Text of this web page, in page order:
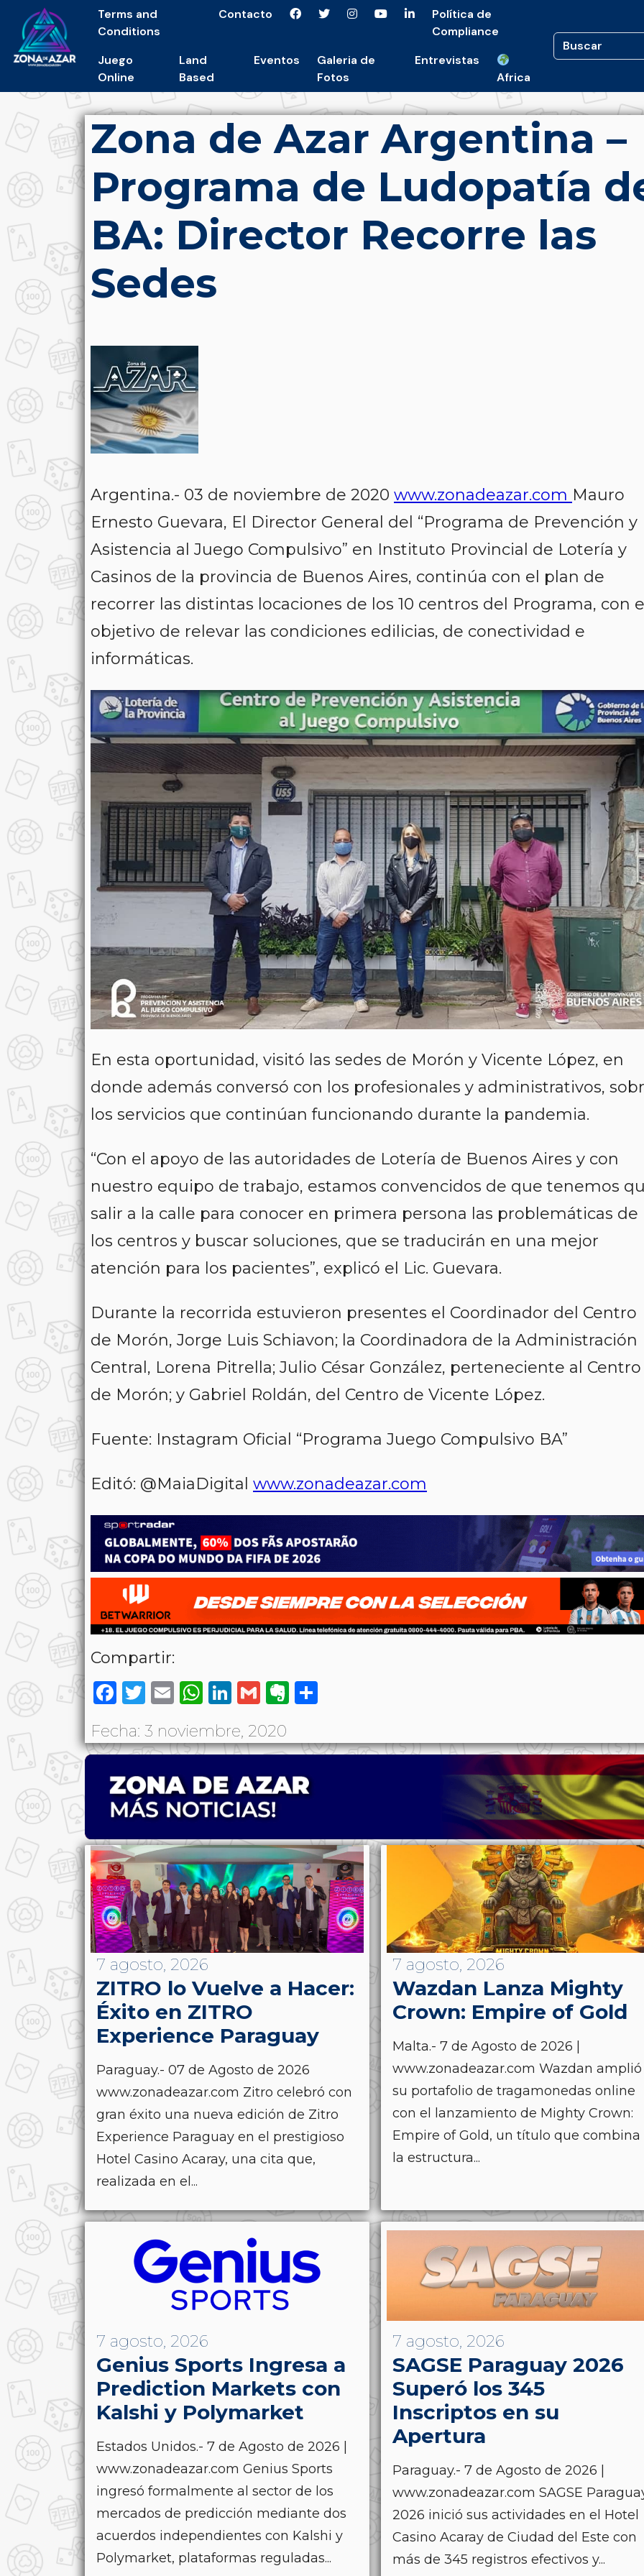
Terms and
Conditions
Contacto
Política de
Compliance
Juego
Online
Land
Based
Eventos
Galeria de
Fotos
Entrevistas
Africa
Zona de Azar Argentina –
Programa de Ludopatía
BA: Director Recorre las
Sedes
Argentina.- 03 de noviembre de 2020 www.zonadeazar.com Mauro
Ernesto Guevara, El Director General del “Programa de Prevención y
Asistencia al Juego Compulsivo” en Instituto Provincial de Lotería y
Casinos de la provincia de Buenos Aires, continúa con el plan de
recorrer las distintas locaciones de los 10 centros del Programa, con
objetivo de relevar las condiciones edilicias, de conectividad e
informáticas.
En esta oportunidad, visitó las sedes de Morón y Vicente López, en
donde además conversó con los profesionales y administrativos,
los servicios que continúan funcionando durante la pandemia.
“Con el apoyo de las autoridades de Lotería de Buenos Aires y con
nuestro equipo de trabajo, estamos convencidos de que tenemos
salir a la calle para conocer en primera persona las problemáticas de
los centros y buscar soluciones, que se traducirán en una mejor
atención para los pacientes”, explicó el Lic. Guevara.
Durante la recorrida estuvieron presentes el Coordinador del Centro
de Morón, Jorge Luis Schiavon; la Coordinadora de la Administración
Central, Lorena Pitrella; Julio César González, perteneciente al Centro
de Morón; y Gabriel Roldán, del Centro de Vicente López.
Fuente: Instagram Oficial “Programa Juego Compulsivo BA”
Editó: @MaiaDigital www.zonadeazar.com
Compartir:
Facebook
Twitter
EmailWhatsApp
LinkedIn
GmailEvernote
Fecha: 3 noviembre, 2020
7 agosto, 2026
ZITRO lo Vuelve a Hacer:
Éxito en ZITRO
Experience Paraguay
Paraguay.- 07 de Agosto de 2026
www.zonadeazar.com Zitro celebró con
gran éxito una nueva edición de Zitro
Experience Paraguay en el prestigioso
Hotel Casino Acaray, una cita que,
realizada en el...
7 agosto, 2026
Wazdan Lanza Mighty
Crown: Empire of Gold
Malta.- 7 de Agosto de 2026 |
www.zonadeazar.com Wazdan amplió
su portafolio de tragamonedas online
con el lanzamiento de Mighty Crown:
Empire of Gold, un título que combina
la estructura...
7 agosto, 2026
Genius Sports Ingresa a
Prediction Markets con
Kalshi y Polymarket
Estados Unidos.- 7 de Agosto de 2026 |
www.zonadeazar.com Genius Sports
ingresó formalmente al sector de los
mercados de predicción mediante dos
acuerdos independientes con Kalshi y
Polymarket, plataformas reguladas...
7 agosto, 2026
SAGSE Paraguay 2026
Superó los 345
Inscriptos en su
Apertura
Paraguay.- 7 de Agosto de 2026 |
www.zonadeazar.com SAGSE
2026 inició sus actividades en el Hotel
Casino Acaray de Ciudad del Este con
más de 345 registros efectivos y...